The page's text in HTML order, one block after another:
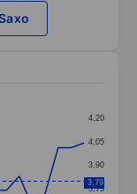
Data
3,75
3,90
4,05
4,20
3,79